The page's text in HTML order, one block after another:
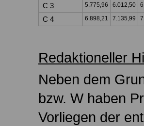
C 3 5.775,96 6.012,50
C 4 6.898,21 7.135,99
Redaktioneller
Neben dem
bzw. W haben
Vorliegen der